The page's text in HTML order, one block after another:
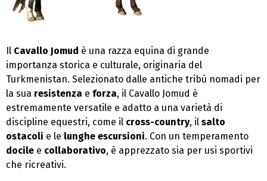
Il Cavallo Jomud è una razza equina di grande
importanza storica e culturale, originaria del
Turkmenistan. Selezionato dalle antiche tribù nomadi per
la sua resistenza e forza, il Cavallo Jomud è
estremamente versatile e adatto a una varietà di
discipline equestri, come il cross-country, il salto
ostacoli e le lunghe escursioni. Con un temperamento
docile e collaborativo, è apprezzato sia per usi sportivi
che ricreativi.